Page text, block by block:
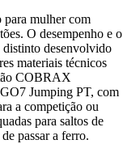
para mulher com
O desempenho e o
distinto desenvolvido
materiais técnicos
COBRAX
Jumping PT, com
a competição ou
para saltos de
passar a ferro.